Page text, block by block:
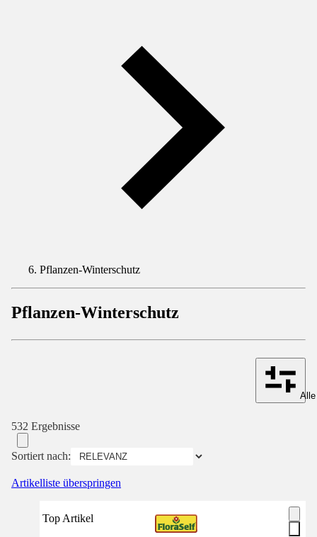
Pflanzen-Winterschutz
Pflanzen-Winterschutz
532 Ergebnisse
Sortiert nach:
Artikelliste überspringen
Top Artikel